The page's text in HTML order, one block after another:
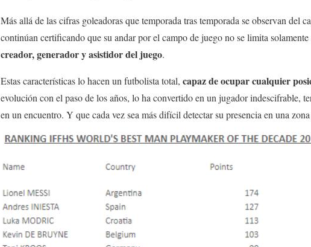
Más allá de las cifras goleadoras que temporada tras temporada se observan del
continúan certificando que su andar por el campo de juego no se limita
creador, generador y asistidor del juego.
Estas características lo hacen un futbolista total, capaz de ocupar cualquier
evolución con el paso de los años, lo ha convertido en un jugador indescifrable,
en un encuentro. Y que cada vez sea más difícil detectar su presencia en una